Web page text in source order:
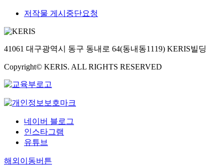
저작물 게시중단요청
41061 대구광역시 동구 동내로 64(동내동1119) KERIS빌딩
Copyright© KERIS. ALL RIGHTS RESERVED
네이버 블로그
인스타그램
유튜브
해외이동버튼